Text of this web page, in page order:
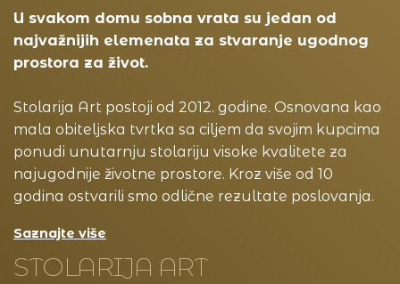
U svakom domu sobna vrata su jedan od
najvažnijih elemenata za stvaranje ugodnog
prostora za život.
Stolarija Art postoji od 2012. godine. Osnovana kao
mala obiteljska tvrtka sa ciljem da svojim kupcima
ponudi unutarnju stolariju visoke kvalitete za
najugodnije životne prostore. Kroz više od 10
godina ostvarili smo odlične rezultate poslovanja.
Saznajte više
STOLARIJA ART